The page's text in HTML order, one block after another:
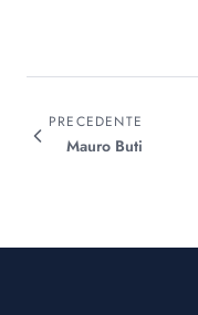
PRECEDENTE
Mauro Buti